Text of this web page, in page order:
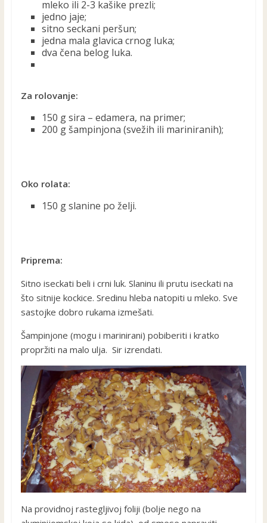
mleko ili 2-3 kašike prezli;
jedno jaje;
sitno seckani peršun;
jedna mala glavica crnog luka;
dva čena belog luka.
Za rolovanje:
150 g sira – edamera, na primer;
200 g šampinjona (svežih ili mariniranih);
Oko rolata:
150 g slanine po želji.
Priprema:
Sitno iseckati beli i crni luk. Slaninu ili prutu iseckati na
što sitnije kockice. Sredinu hleba natopiti u mleko. Sve
sastojke dobro rukama izmešati.
Šampinjone (mogu i marinirani) pobiberiti i kratko
propržiti na malo ulja. Sir izrendati.
Na providnoj rastegljivoj foliji (bolje nego na